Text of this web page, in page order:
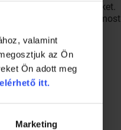
valamint
az Ön
Ön adott meg
itt.
Marketing
a félelemérzetüket.
ezért a mérleg nyelve most